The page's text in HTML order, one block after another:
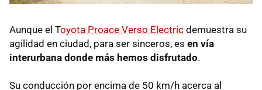
Aunque el Toyota Proace Verso Electric demuestra su
agilidad en ciudad, para ser sinceros, es en vía
interurbana donde más hemos disfrutado.
Su conducción por encima de 50 km/h acerca al